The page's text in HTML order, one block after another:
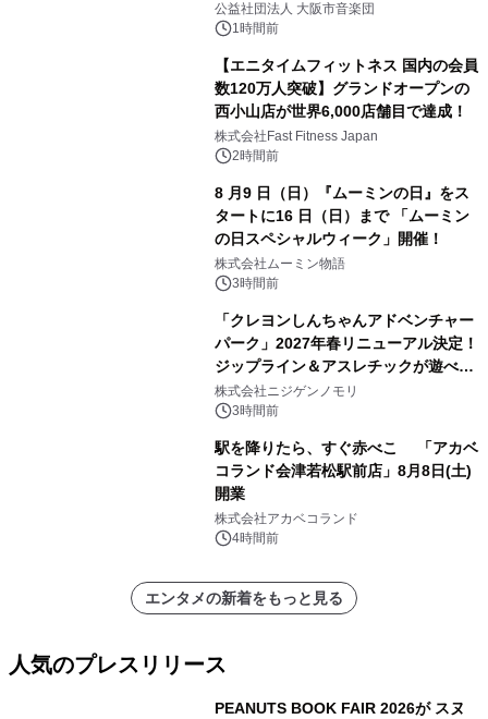
公益社団法人 大阪市音楽団
1時間前
【エニタイムフィットネス 国内の会員
数120万人突破】グランドオープンの
西小山店が世界6,000店舗目で達成！
株式会社Fast Fitness Japan
2時間前
8 月9 日（日）『ムーミンの日』をス
タートに16 日（日）まで 「ムーミン
の日スペシャルウィーク」開催！
株式会社ムーミン物語
3時間前
「クレヨンしんちゃんアドベンチャー
パーク」2027年春リニューアル決定！
ジップライン＆アスレチックが遊べる
のは今年が最後！ 「ラスト！ドキがム
ネムネ～大作戦！」始動
株式会社ニジゲンノモリ
3時間前
駅を降りたら、すぐ赤べこ 「アカベ
コランド会津若松駅前店」8月8日(土)
開業
株式会社アカベコランド
4時間前
エンタメの新着をもっと見る
人気のプレスリリース
PEANUTS BOOK FAIR 2026が スヌ